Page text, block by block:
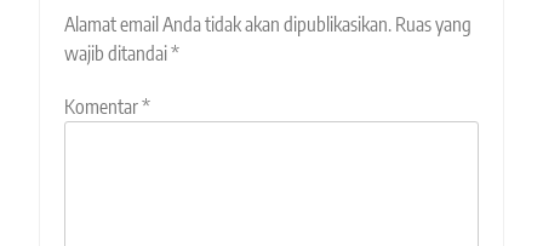
Alamat email Anda tidak akan dipublikasikan. Ruas yang
wajib ditandai*
Komentar*